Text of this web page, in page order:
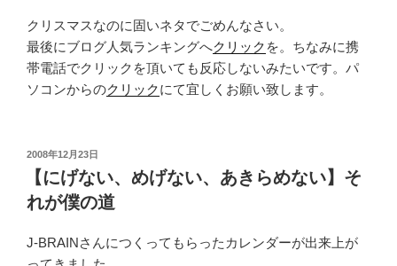
クリスマスなのに固いネタでごめんなさい。
最後にブログ人気ランキングへクリック を。ちなみに携
帯電話でクリックを頂いても反応しないみたいです。パ
ソコンからのクリックにて宜しくお願い致します。
投
日:
2008年12月23日
【にげない、めげない、あきらめない】そ
れが僕の道
J-BRAINさんにつくってもらったカレンダーが出来上が